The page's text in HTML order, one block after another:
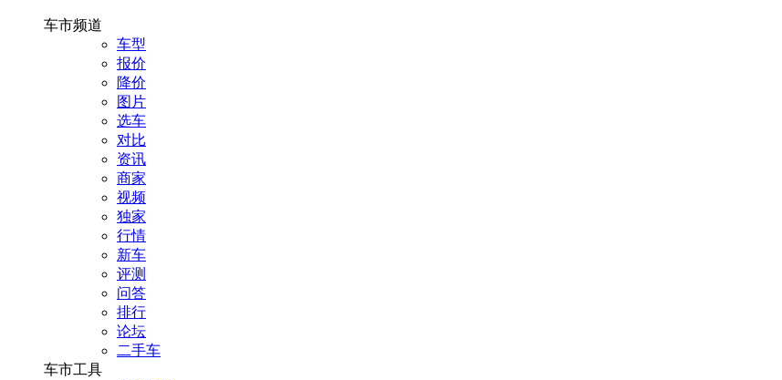
车市频道
车型
报价
降价
图片
选车
对比
资讯
商家
视频
独家
行情
新车
评测
问答
排行
论坛
二手车
车市工具